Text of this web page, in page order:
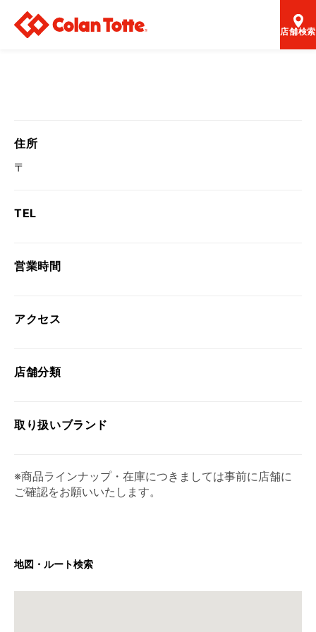
店舗検索
住所
〒
TEL
営業時間
アクセス
店舗分類
取り扱いブランド
※商品ラインナップ・在庫につきましては事前に店舗に
ご確認をお願いいたします。
地図・ルート検索